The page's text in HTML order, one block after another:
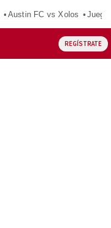
Austin FC vs Xolos
REGÍSTRATE